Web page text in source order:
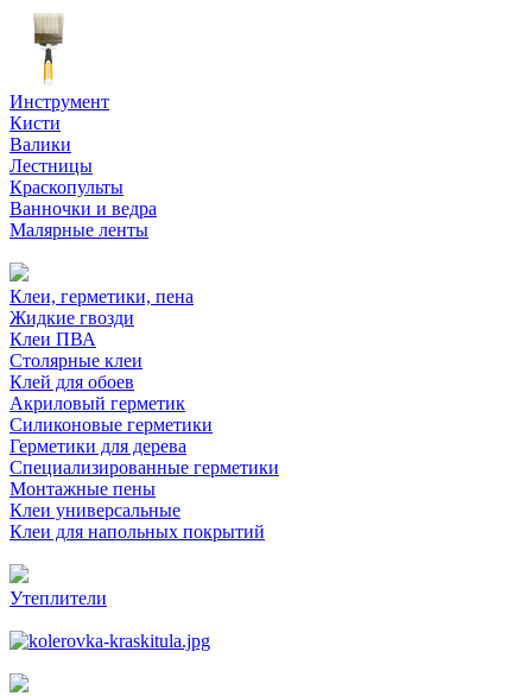
Инструмент
Кисти
Валики
Лестницы
Краскопульты
Ванночки и ведра
Малярные ленты
Клеи, герметики, пена
Жидкие гвозди
Клеи ПВА
Столярные клеи
Клей для обоев
Акриловый герметик
Силиконовые герметики
Герметики для дерева
Специализированные герметики
Монтажные пены
Клеи универсальные
Клеи для напольных покрытий
Утеплители